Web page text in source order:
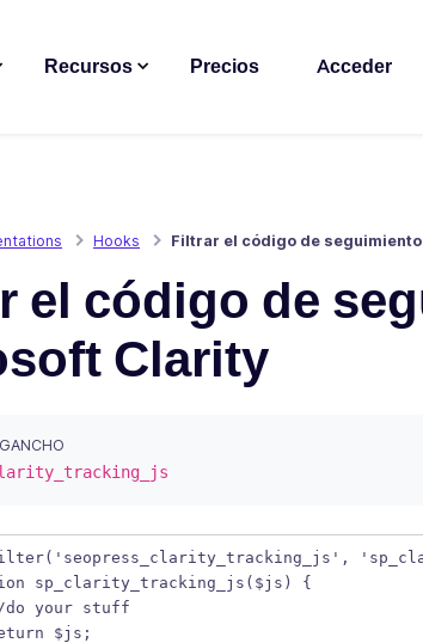
Recursos Precios Acceder
Hooks Filtrar el código de
el código de
Clarity
sp_clarity_tracking_js($js) {
do your stuff
$js;